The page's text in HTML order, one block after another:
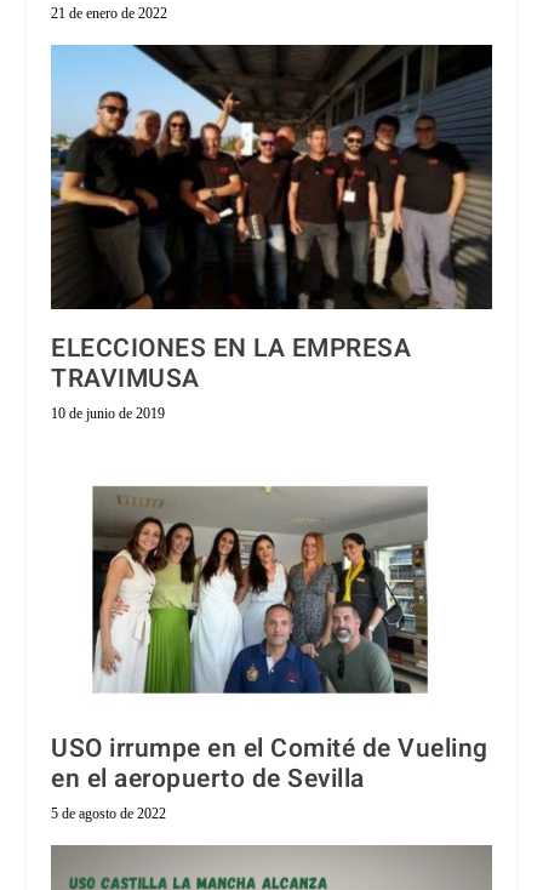
21 de enero de 2022
ELECCIONES EN LA EMPRESA
TRAVIMUSA
10 de junio de 2019
USO irrumpe en el Comité de Vueling
en el aeropuerto de Sevilla
5 de agosto de 2022